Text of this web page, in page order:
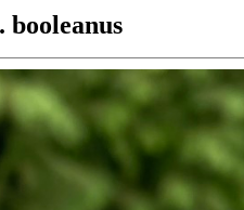
booleanus